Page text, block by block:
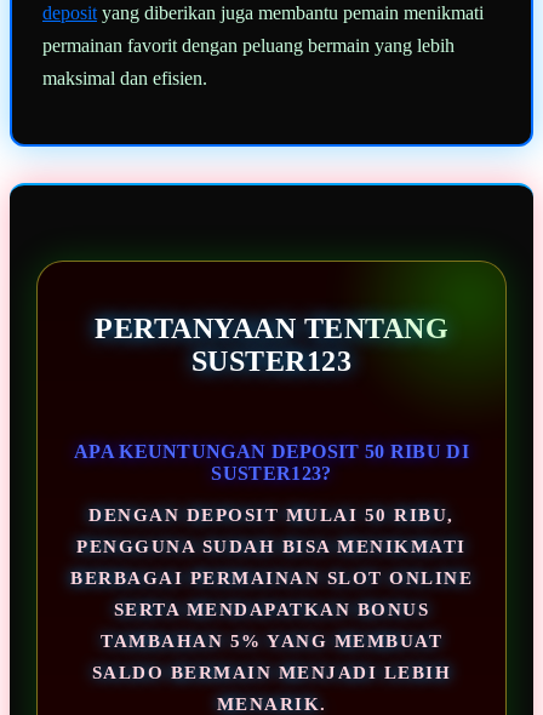
deposit yang diberikan juga membantu pemain menikmati
permainan favorit dengan peluang bermain yang lebih
maksimal dan efisien.
PERTANYAAN TENTANG
SUSTER123
APA KEUNTUNGAN DEPOSIT 50 RIBU DI
SUSTER123?
DENGAN DEPOSIT MULAI 50 RIBU,
PENGGUNA SUDAH BISA MENIKMATI
BERBAGAI PERMAINAN SLOT ONLINE
SERTA MENDAPATKAN BONUS
TAMBAHAN 5% YANG MEMBUAT
SALDO BERMAIN MENJADI LEBIH
MENARIK.